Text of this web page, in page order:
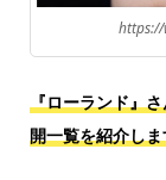
https://
『ローランド』
開一覧を紹介し